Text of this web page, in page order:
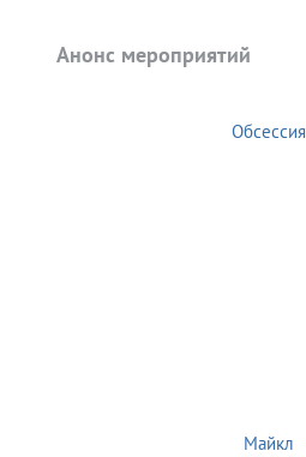
Анонс мероприятий
Обсессия
Майкл